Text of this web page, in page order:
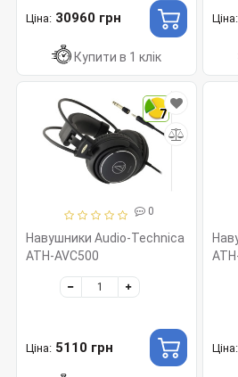
Ціна: 30960 грн
Купити в 1 клік
Ціна:
7
0
Навушники Audio-Technica
ATH-AVC500
Ціна: 5110 грн Ціна: